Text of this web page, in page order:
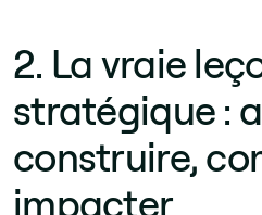
2. La vraie
stratégique :
construire,
impacter